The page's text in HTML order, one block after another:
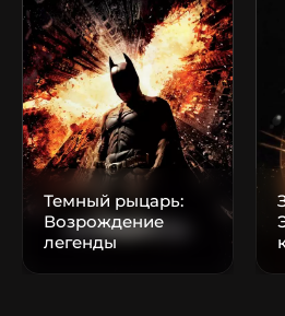
Темный рыцарь:
Возрождение
легенды